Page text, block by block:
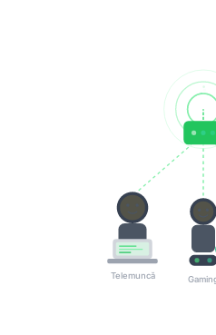
Telemuncă